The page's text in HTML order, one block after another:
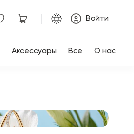
Войти
Аксессуары Все О нас